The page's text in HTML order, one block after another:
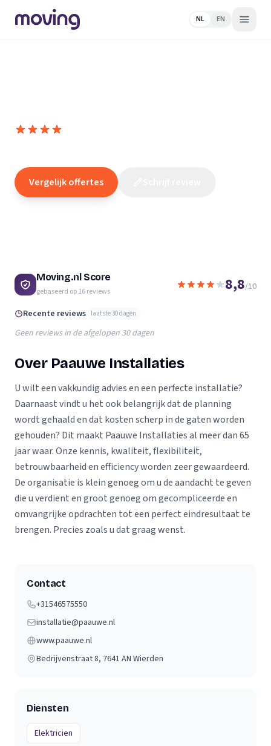
NL EN
Vergelijk offertes
Moving.nl Score
gebaseerd op16reviews 8,8/10
Recente reviews laatste 30 dagen
Geen reviews in de afgelopen 30 dagen
Over Paauwe Installaties
U wilt een vakkundig advies en een perfecte installatie?
Daarnaast vindt u het ook belangrijk dat de planning
wordt gehaald en dat kosten scherp in de gaten worden
gehouden? Dit maakt Paauwe Installaties al meer dan 65
jaar waar. Onze kennis, kwaliteit, flexibiliteit,
betrouwbaarheid en efficiency worden zeer gewaardeerd.
De organisatie is klein genoeg om u de aandacht te geven
die u verdient en groot genoeg om gecompliceerde en
omvangrijke opdrachten tot een perfect eindresultaat te
brengen. Precies zoals u dat graag wenst.
Contact
+31546575550
installatie@paauwe.nl
www.paauwe.nl
Bedrijvenstraat 8, 7641 AN Wierden
Diensten
Elektricien